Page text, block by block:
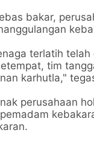
bakar,
terlatih
tim
karhutla,"
perusahaan